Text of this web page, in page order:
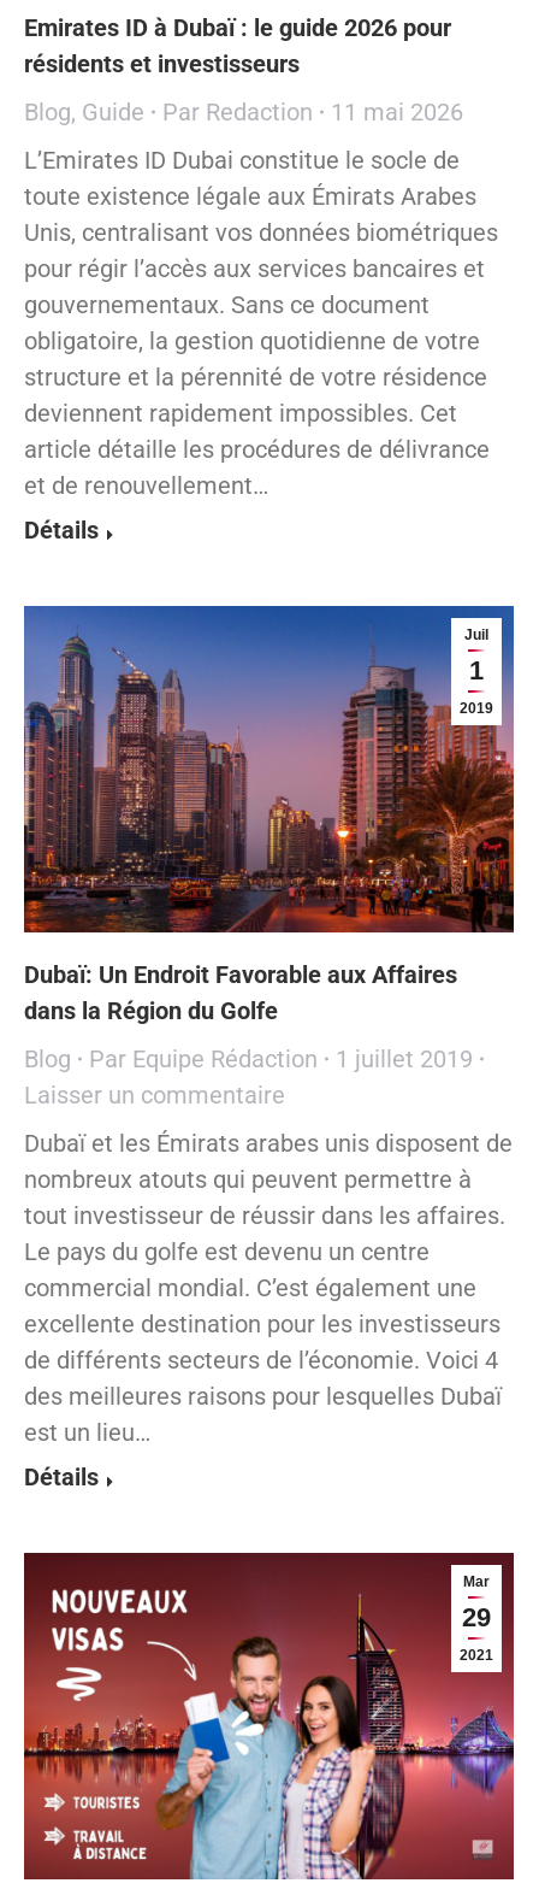
Emirates ID à Dubaï : le guide 2026 pour
résidents et investisseurs
Blog, Guide Par Redaction
11 mai 2026
L’Emirates ID Dubai constitue le socle de
toute existence légale aux Émirats Arabes
Unis, centralisant vos données biométriques
pour régir l’accès aux services bancaires et
gouvernementaux. Sans ce document
obligatoire, la gestion quotidienne de votre
structure et la pérennité de votre résidence
deviennent rapidement impossibles. Cet
article détaille les procédures de délivrance
et de renouvellement…
Détails
Juil
1
2019
Dubaï: Un Endroit Favorable aux Affaires
dans la Région du Golfe
Blog
Par Equipe Rédaction
1 juillet 2019
Laisser un commentaire
Dubaï et les Émirats arabes unis disposent de
nombreux atouts qui peuvent permettre à
tout investisseur de réussir dans les affaires.
Le pays du golfe est devenu un centre
commercial mondial. C’est également une
excellente destination pour les investisseurs
de différents secteurs de l’économie. Voici 4
des meilleures raisons pour lesquelles Dubaï
est un lieu…
Détails
Mar
29
2021